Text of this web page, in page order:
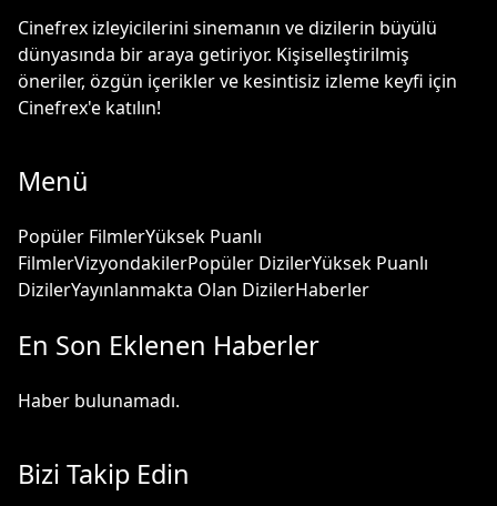
Cinefrex izleyicilerini sinemanın ve dizilerin büyülü
dünyasında bir araya getiriyor. Kişiselleştirilmiş
öneriler, özgün içerikler ve kesintisiz izleme keyfi için
Cinefrex'e katılın!
Menü
Popüler FilmlerYüksek Puanlı
FilmlerVizyondakilerPopüler DizilerYüksek Puanlı
DizilerYayınlanmakta Olan DizilerHaberler
En Son Eklenen Haberler
Haber bulunamadı.
Bizi Takip Edin